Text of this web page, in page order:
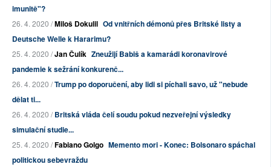
imunitě"?
26. 4. 2020 /Miloš Dokulil Od vnitřních démonů přes Britské listy a
Deutsche Welle k Hararimu?
25. 4. 2020 /Jan Čulík Zneužijí Babiš a kamarádi koronavirové
pandemie k sežrání konkurenč...
26. 4. 2020 /Trump po doporučení, aby lidi si píchali savo, už "nebude
dělat ti...
26. 4. 2020 /Britská vláda čelí soudu pokud nezveřejní výsledky
simulační studie...
25. 4. 2020 /Fabiano Golgo Memento mori - Konec: Bolsonaro spáchal
politickou sebevraždu